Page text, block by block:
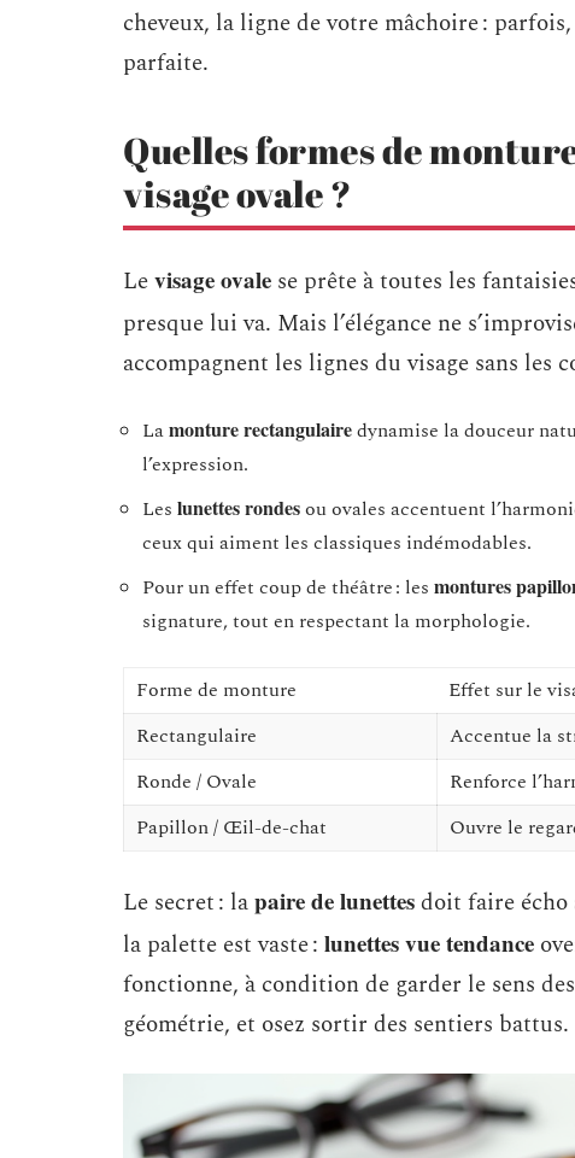
cheveux, la ligne de votre mâchoire :
parfaite.
Quelles formes de
visage ovale ?
Levisage ovale se prête à toutes les
presque lui va. Mais l’élégance ne
accompagnent les lignes du visage sans les
Lamonture rectangulairedynamise la douceur
l’expression.
Les lunettes rondesou ovales accentuent
ceux qui aiment les classiques indémodables.
Pour un effet coup de théâtre : les montures
signature, tout en respectant la morphologie.
Forme de monture
Effet sur le
Rectangulaire
Accentue la
Ronde / Ovale
Renforce
Papillon / Œil-de-chat
Ouvre le
Le secret : lapaire de lunettesdoit faire écho
la palette est vaste : lunettes vue tendance
fonctionne, à condition de garder le sens
géométrie, et osez sortir des sentiers battus.